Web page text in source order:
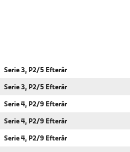
Serie 3, P2/5 Efterår
Serie 3, P2/5 Efterår
Serie 4, P2/9 Efterår
Serie 4, P2/9 Efterår
Serie 4, P2/9 Efterår